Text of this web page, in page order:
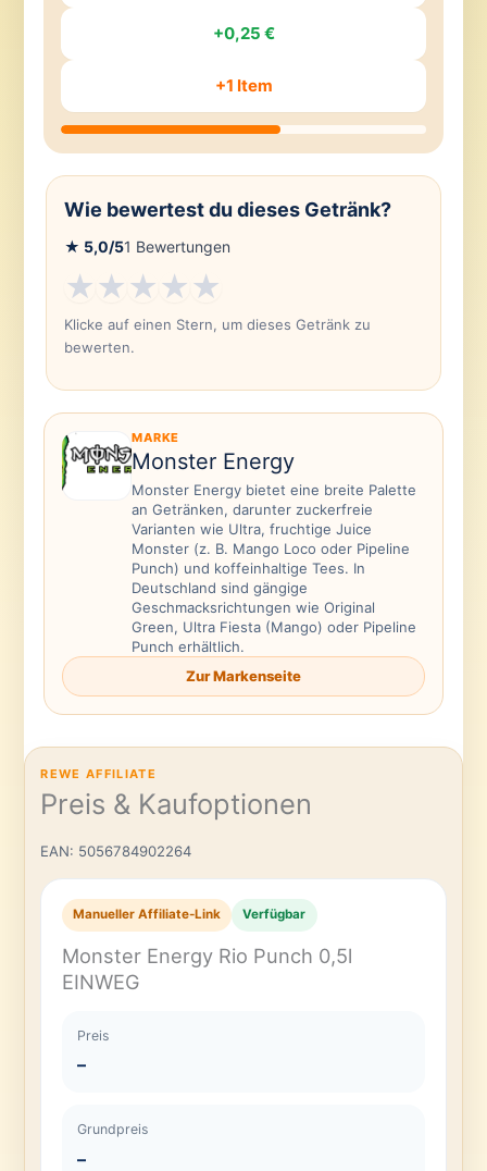
+0,25 €
+1 Item
Wie bewertest du dieses Getränk?
★ 5,0/51 Bewertungen
★★★★★
Klicke auf einen Stern, um dieses Getränk zu
bewerten.
MARKE
Monster Energy
Monster Energy bietet eine breite Palette
an Getränken, darunter zuckerfreie
Varianten wie Ultra, fruchtige Juice
Monster (z. B. Mango Loco oder Pipeline
Punch) und koffeinhaltige Tees. In
Deutschland sind gängige
Geschmacksrichtungen wie Original
Green, Ultra Fiesta (Mango) oder Pipeline
Punch erhältlich.
Zur Markenseite
REWE AFFILIATE
Preis & Kaufoptionen
EAN: 5056784902264
Manueller Affiliate-Link Verfügbar
Monster Energy Rio Punch 0,5l
EINWEG
Preis
–
Grundpreis
–